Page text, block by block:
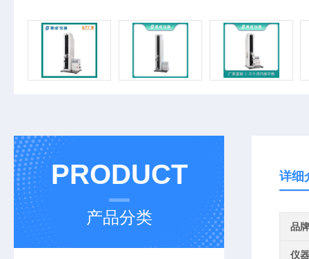
PRODUCT
产品分类
详细
品牌
仪